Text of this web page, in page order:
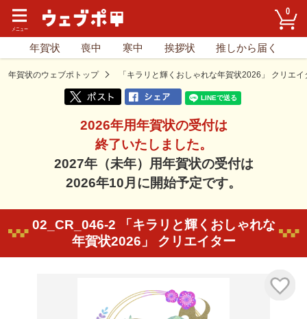
0
年賀状 喪中 寒中 挨拶状 推しから届く
年賀状のウェブポトップ 「キラリと輝くおしゃれな年賀状2026」 クリエイ
2026年用年賀状の受付は
終了いたしました。
2027年（未年）用年賀状の受付は
2026年10月に開始予定です。
02_CR_046-2 「キラリと輝くおしゃれな
年賀状2026」 クリエイター